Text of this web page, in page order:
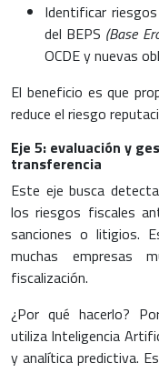
Identificar
del BEPS (Base
OCDE y nuevas
El beneficio es que
reduce el riesgo
Eje 5: evaluación y
transferencia
Este eje busca
los riesgos fiscales
sanciones o litigios.
muchas empresas
fiscalización.
¿Por qué hacerlo?
utiliza Inteligencia
y analítica predictiva.